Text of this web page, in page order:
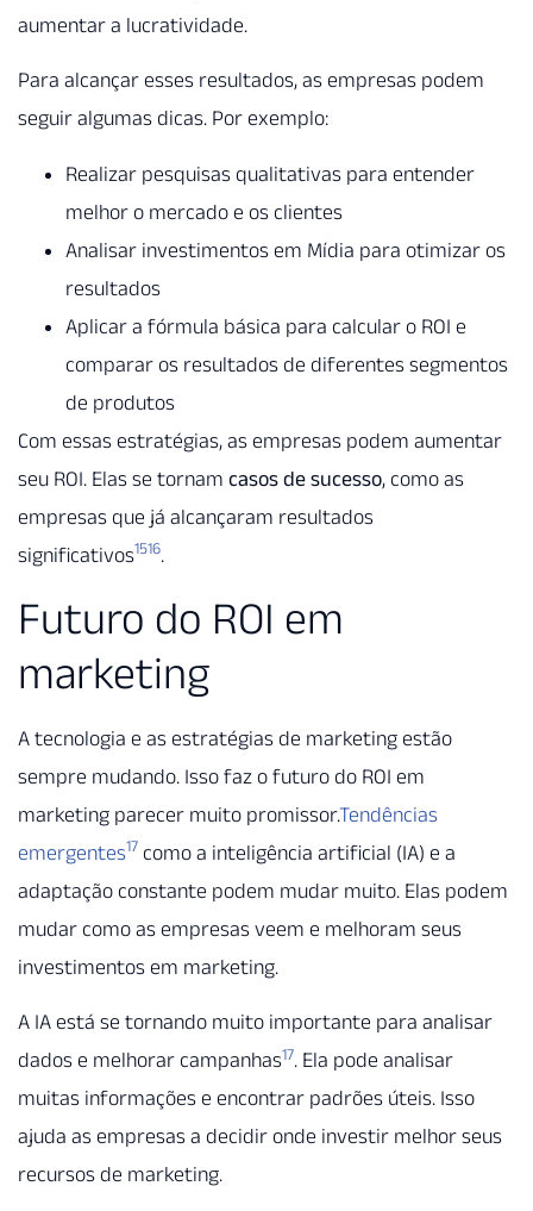
aumentar a lucratividade.
Para alcançar esses resultados, as empresas podem
seguir algumas dicas. Por exemplo:
Realizar pesquisas qualitativas para entender
melhor o mercado e os clientes
Analisar investimentos em Mídia para otimizar os
resultados
Aplicar a fórmula básica para calcular o ROI e
comparar os resultados de diferentes segmentos
de produtos
Com essas estratégias, as empresas podem aumentar
seu ROI. Elas se tornam casos de sucesso, como as
empresas que já alcançaram resultados
significativos1516.
Futuro do ROI em
marketing
A tecnologia e as estratégias de marketing estão
sempre mudando. Isso faz o futuro do ROI em
marketing parecer muito promissor.Tendências
emergentes17 como a inteligência artificial (IA) e a
adaptação constante podem mudar muito. Elas podem
mudar como as empresas veem e melhoram seus
investimentos em marketing.
A IA está se tornando muito importante para analisar
dados e melhorar campanhas17. Ela pode analisar
muitas informações e encontrar padrões úteis. Isso
ajuda as empresas a decidir onde investir melhor seus
recursos de marketing.